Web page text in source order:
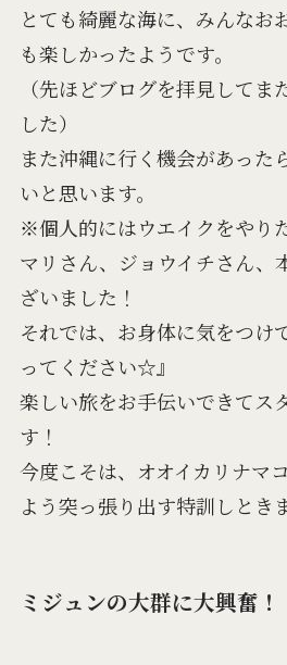
とても綺麗な海に、みんなお
も楽しかったようです。
（先ほどブログを拝見してま
した）
また沖縄に行く機会があった
いと思います。
※個人的にはウエイクをやり
マリさん、ジョウイチさん、
ざいました！
それでは、お身体に気をつけ
ってください☆』
楽しい旅をお手伝いできてス
す！
今度こそは、オオイカリナマ
よう突っ張り出す特訓しとき
ミジュンの大群に大興奮！